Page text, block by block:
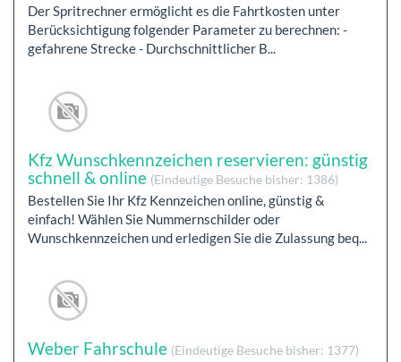
Der Spritrechner ermöglicht es die Fahrtkosten unter
Berücksichtigung folgender Parameter zu berechnen: -
gefahrene Strecke - Durchschnittlicher B...
Kfz Wunschkennzeichen reservieren: günstig
schnell & online (Eindeutige Besuche bisher: 1386)
Bestellen Sie Ihr Kfz Kennzeichen online, günstig &
einfach! Wählen Sie Nummernschilder oder
Wunschkennzeichen und erledigen Sie die Zulassung beq...
Weber Fahrschule (Eindeutige Besuche bisher: 1377)